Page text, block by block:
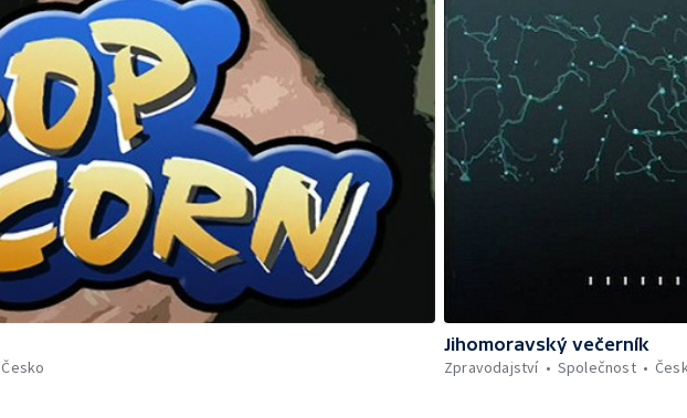
Česko
Jihomoravský večerník
Zpravodajství
Společnost